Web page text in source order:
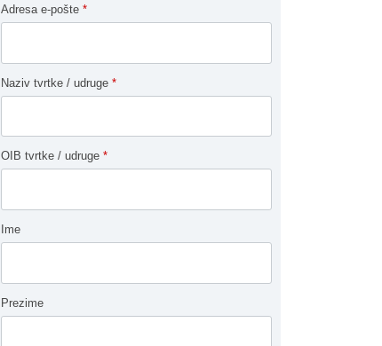
Adresa e-pošte *
Naziv tvrtke / udruge *
OIB tvrtke / udruge *
Ime
Prezime